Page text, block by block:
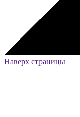
Наверх страницы